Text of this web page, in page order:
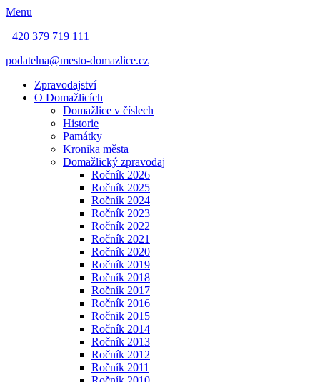
Menu
+420 379 719 111
podatelna@mesto-domazlice.cz
Zpravodajství
O Domažlicích
Domažlice v číslech
Historie
Památky
Kronika města
Domažlický zpravodaj
Ročník 2026
Ročník 2025
Ročník 2024
Ročník 2023
Ročník 2022
Ročník 2021
Ročník 2020
Ročník 2019
Ročník 2018
Ročník 2017
Ročník 2016
Ročnik 2015
Ročník 2014
Ročník 2013
Ročník 2012
Ročník 2011